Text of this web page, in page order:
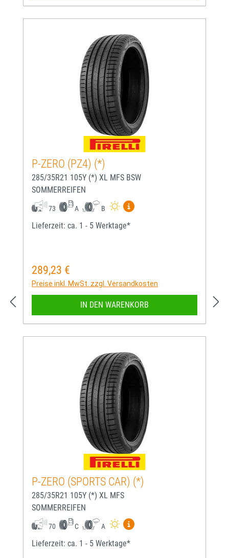
P-ZERO (PZ4) (*)
285/35R21 105Y (*) XL MFS BSW
SOMMERREIFEN
73 A B
Mehr Informationen zum
Lieferzeit: ca. 1 - 5 Werktage*
Regulärer Preis:
289,23 €
Preise inkl. MwSt. zzgl. Versandkosten
IN DEN WARENKORB
P-ZERO (SPORTS CAR) (*)
285/35R21 105Y (*) XL MFS
SOMMERREIFEN
70 C A
Mehr Informationen zum
Lieferzeit: ca. 1 - 5 Werktage*